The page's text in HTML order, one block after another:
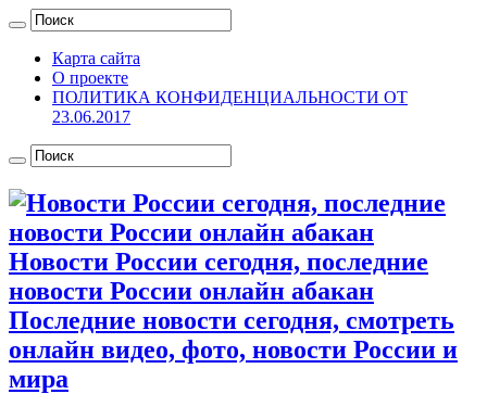
Карта сайта
О проекте
ПОЛИТИКА КОНФИДЕНЦИАЛЬНОСТИ ОТ
23.06.2017
Новости России сегодня, последние
новости России онлайн абакан
Последние новости сегодня, смотреть
онлайн видео, фото, новости России и
мира